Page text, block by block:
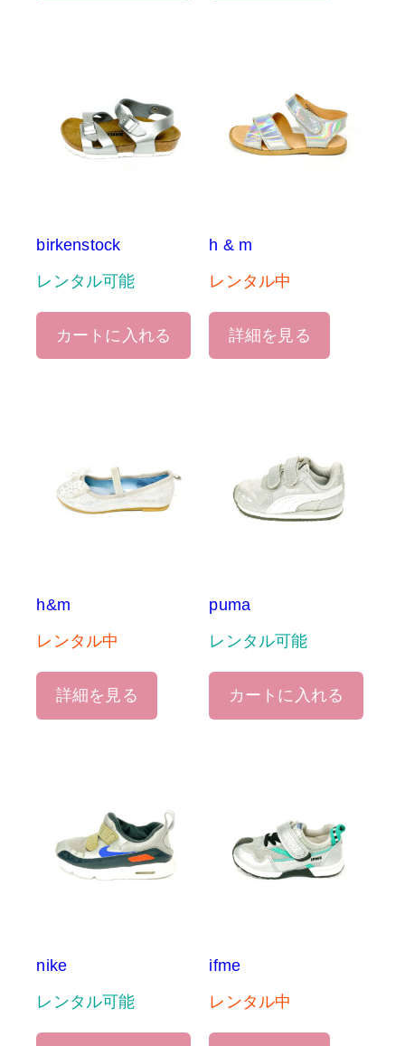
birkenstock
レンタル可能
カートに入れる
h & m
レンタル中
詳細を見る
h&m
レンタル中
詳細を見る
puma
レンタル可能
カートに入れる
nike
レンタル可能
ifme
レンタル中